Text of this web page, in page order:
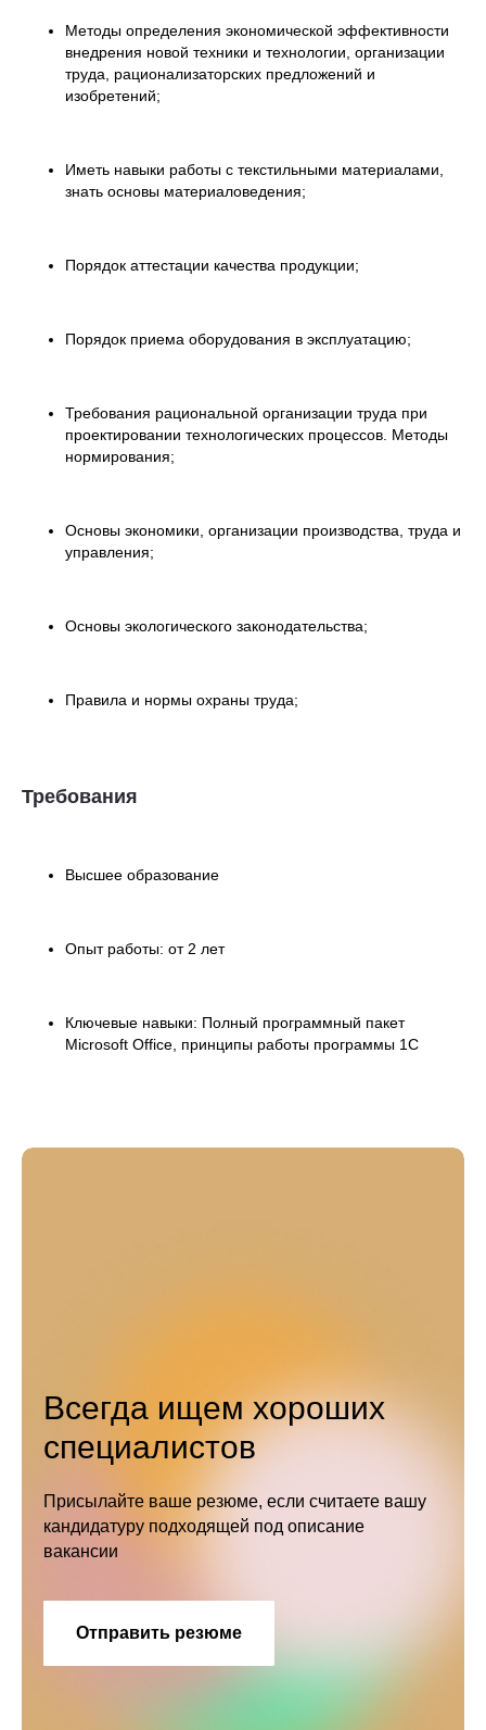
Методы определения экономической эффективности
внедрения новой техники и технологии, организации
труда, рационализаторских предложений и
изобретений;
Иметь навыки работы с текстильными материалами,
знать основы материаловедения;
Порядок аттестации качества продукции;
Порядок приема оборудования в эксплуатацию;
Требования рациональной организации труда при
проектировании технологических процессов. Методы
нормирования;
Основы экономики, организации производства, труда и
управления;
Основы экологического законодательства;
Правила и нормы охраны труда;
Требования
Высшее образование
Опыт работы: от 2 лет
Ключевые навыки: Полный программный пакет
Microsoft Office, принципы работы программы 1С
Всегда ищем хороших
специалистов
Присылайте ваше резюме, если считаете вашу
кандидатуру подходящей под описание
вакансии
Отправить резюме